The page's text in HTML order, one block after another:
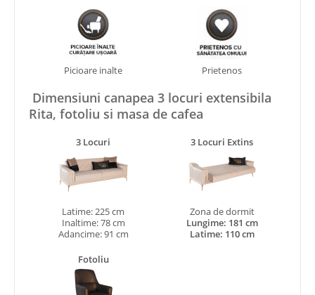
Picioare inalte Prietenos
Dimensiuni canapea 3 locuri extensibila
Rita, fotoliu si masa de cafea
3 Locuri
Latime: 225 cm
Inaltime: 78 cm
Adancime: 91 cm
3 Locuri Extins
Zona de dormit
Lungime: 181 cm
Latime: 110 cm
Fotoliu